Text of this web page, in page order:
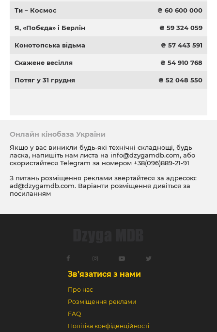
Ти – Космос ₴ 60 600 000
Я, «Побєда» і Берлін ₴ 59 324 059
Конотопська відьма ₴ 57 443 591
Скажене весілля ₴ 54 910 768
Потяг у 31 грудня ₴ 52 048 550
Онлайн кінобаза України
Якщо у вас виникли будь-які технічні складнощі, будь
ласка, напишіть нам листа на info@dzygamdb.com, або
скористайтеся Telegram за номером +38(096)889-21-91
З питань розміщення реклами звертайтеся за адресою:
ad@dzygamdb.com. Варіанти розміщення дивіться за
посиланням
Зв’язатися з нами
Про нас
Розміщення реклами
FAQ
Політіка конфіденційності